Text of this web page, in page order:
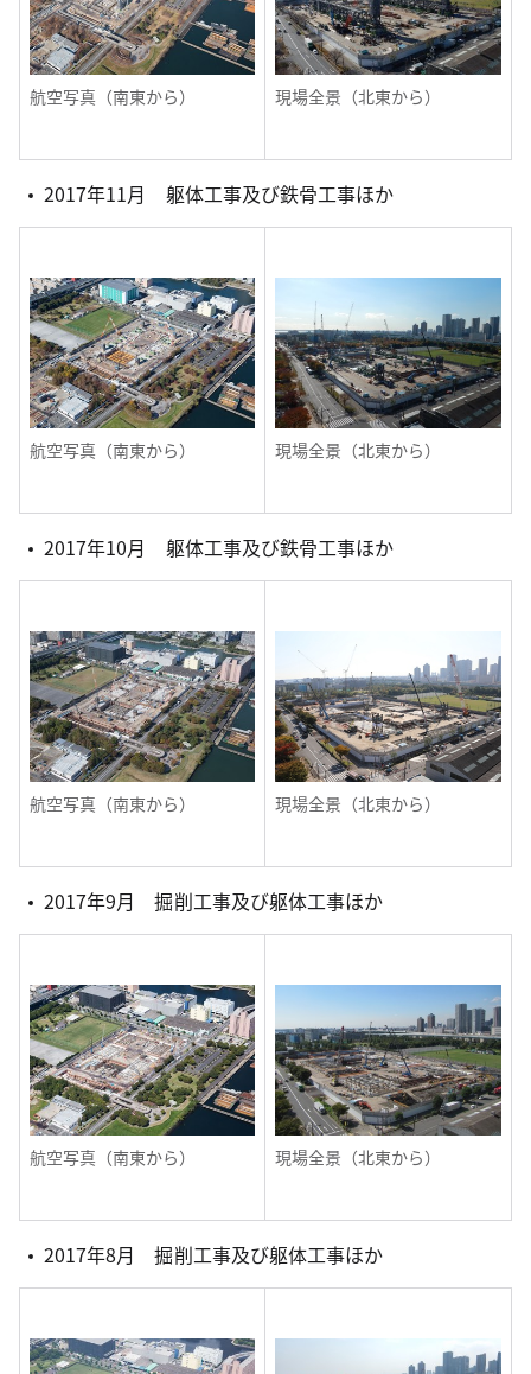
航空写真（南東から） 現場全景（北東から）
2017年11月 躯体工事及び鉄骨工事ほか
航空写真（南東から） 現場全景（北東から）
2017年10月 躯体工事及び鉄骨工事ほか
航空写真（南東から） 現場全景（北東から）
2017年9月 掘削工事及び躯体工事ほか
航空写真（南東から） 現場全景（北東から）
2017年8月 掘削工事及び躯体工事ほか